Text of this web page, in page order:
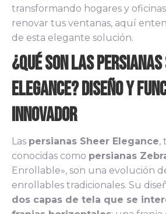
transformando hogares y
renovar tus ventanas, aquí
de esta elegante solución.
¿Qué Son las
Elegance? Diseño y
Innovador
Las persianas Sheer Elegance,
conocidas como persianas
Enrollable», son una evolución
enrollables tradicionales. Su
dos capas de tela que se